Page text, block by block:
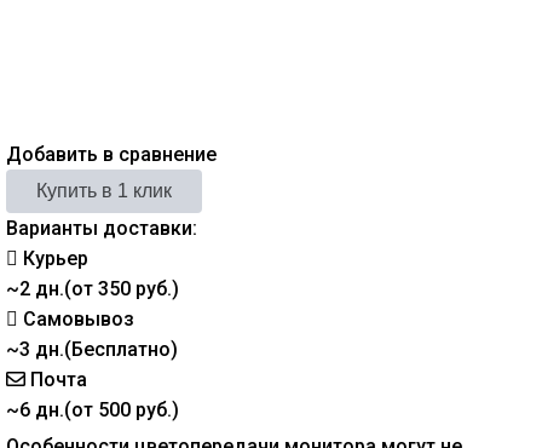
Добавить в сравнение
Варианты доставки:
Курьер
~2 дн.(от 350 руб.)
Самовывоз
~3 дн.(Бесплатно)
Почта
~6 дн.(от 500 руб.)